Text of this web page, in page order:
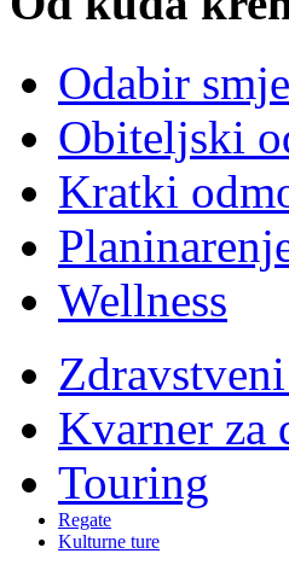
Odabir
Obiteljski
Kratki
Wellness
Kvarner za
Touring
Regate
Kulturne ture